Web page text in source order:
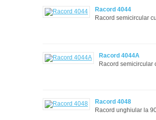
Racord 4044
Racord semicircular
Racord 4044A
Racord
Racord 4048
Racord unghiular la